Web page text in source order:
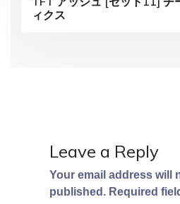
ィクス
Leave a Reply
Your email address will
published. Required